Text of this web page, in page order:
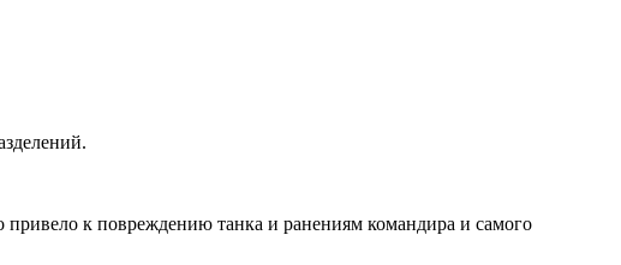
к повреждению танка и ранениям командира и самого